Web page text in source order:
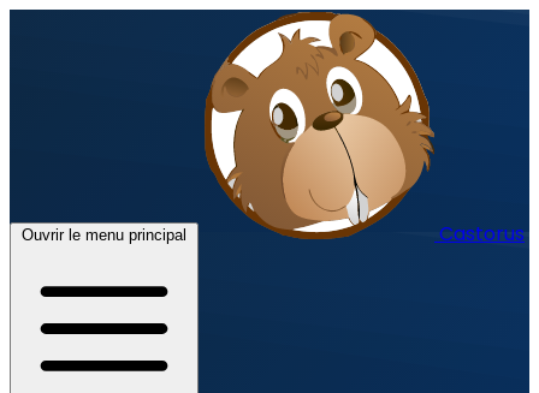
Ouvrir le menu principal Castorus